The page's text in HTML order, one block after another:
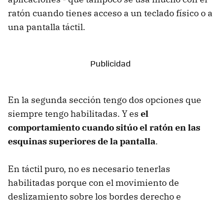
ratón cuando tienes acceso a un teclado físico o a
una pantalla táctil.
En la segunda sección tengo dos opciones que
siempre tengo habilitadas. Y es el
comportamiento cuando sitúo el ratón en las
esquinas superiores de la pantalla.
En táctil puro, no es necesario tenerlas
habilitadas porque con el movimiento de
deslizamiento sobre los bordes derecho e